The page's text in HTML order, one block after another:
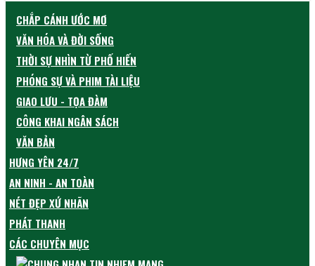
CHẮP CÁNH ƯỚC MƠ
VĂN HÓA VÀ ĐỜI SỐNG
THỜI SỰ NHÌN TỪ PHỐ HIẾN
PHÓNG SỰ VÀ PHIM TÀI LIỆU
GIAO LƯU - TỌA ĐÀM
CÔNG KHAI NGÂN SÁCH
VĂN BẢN
HƯNG YÊN 24/7
AN NINH - AN TOÀN
NÉT ĐẸP XỨ NHÃN
PHÁT THANH
CÁC CHUYÊN MỤC